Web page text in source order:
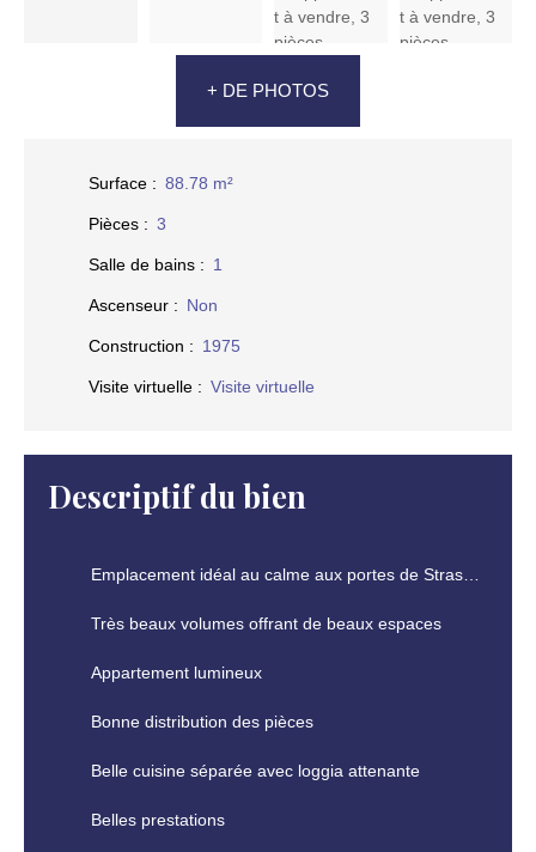
+ DE PHOTOS
Surface : 88.78 m²
Pièces : 3
Salle de bains : 1
Ascenseur : Non
Construction : 1975
Visite virtuelle : Visite virtuelle
Descriptif du bien
Très beaux volumes offrant de beaux espaces
Appartement lumineux
Bonne distribution des pièces
Belle cuisine séparée avec loggia attenante
Belles prestations